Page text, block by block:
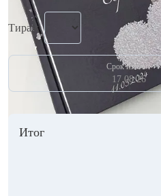
Тираж
Срок изгот.
17.08.26
Итог